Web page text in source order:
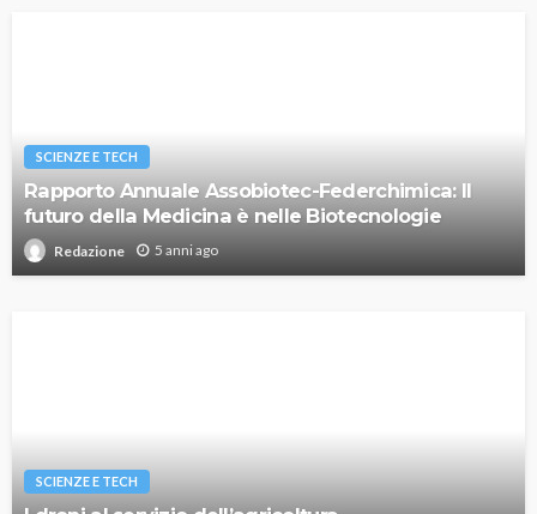
SCIENZE E TECH
Rapporto Annuale Assobiotec-Federchimica: Il
futuro della Medicina è nelle Biotecnologie
Redazione 5 anni ago
SCIENZE E TECH